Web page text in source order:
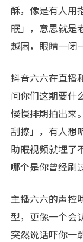
酥，像是有人用
眠」，意思就是
越困，眼睛一闭
抖音六六在直播
问你们这期要什
慢慢排期拍出来
刮擦」，有人想
助眠视频就埋了
哪个是你曾经刷
主播六六的声控
型，更像一个会
突然说话吓你一